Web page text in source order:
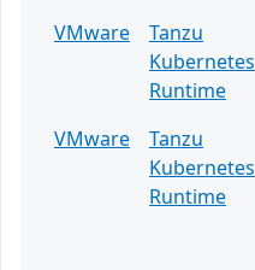
VMware
Tanzu
Kubernetes
Runtime
VMware
Tanzu
Kubernetes
Runtime